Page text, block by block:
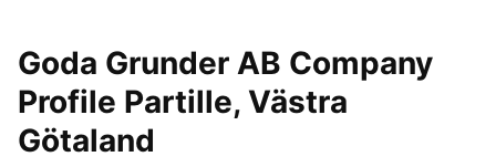
Goda Grunder AB Company
Profile Partille, Västra
Götaland